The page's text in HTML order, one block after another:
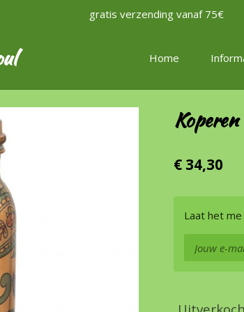
gratis verzending vanaf 75€
Home
€ 34,30
Laat het